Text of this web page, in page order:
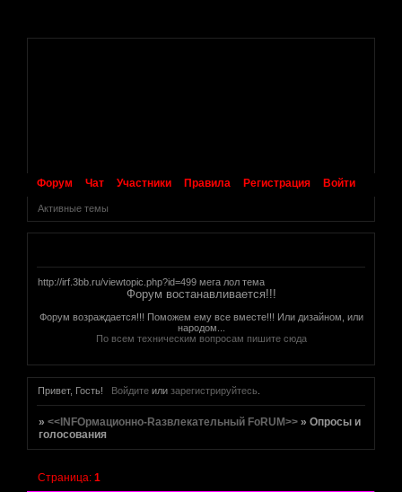
Форум Чат Участники Правила Регистрация Войти
Активные темы
http://irf.3bb.ru/viewtopic.php?id=499 мега лол тема
Форум востанавливается!!!
Форум возраждается!!! Поможем ему все вместе!!! Или дизайном, или
народом...
По всем техническим вопросам пишите сюда
Привет, Гость! Войдитеили зарегистрируйтесь.
»<<INFOрмационно-Rазвлекательный FoRUM>> »Опросы и
голосования
Страница:1